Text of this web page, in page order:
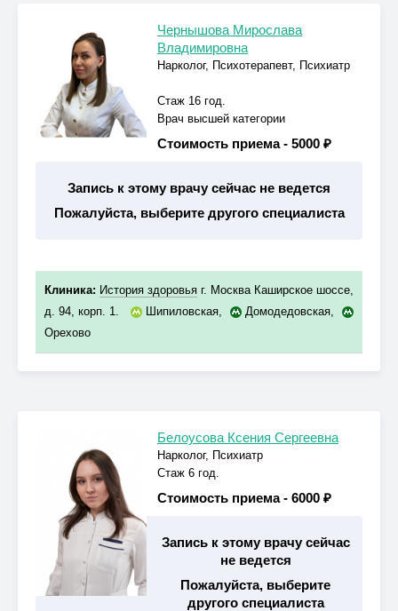
Чернышова Мирослава
Владимировна
Нарколог, Психотерапевт, Психиатр
Стаж 16 год.
Врач высшей категории
Стоимость приема - 5000 ₽
Запись к этому врачу сейчас не ведется
Пожалуйста, выберите другого специалиста
Клиника: История здоровья г. Москва Каширское шоссе,
д. 94, корп. 1.
Шипиловская, Домодедовская,
Орехово
Белоусова Ксения Сергеевна
Нарколог, Психиатр
Стаж 6 год.
Стоимость приема - 6000 ₽
Запись к этому врачу сейчас
не ведется
Пожалуйста, выберите
другого специалиста